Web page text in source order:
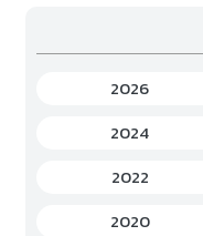
Game (เกม)
Gourmet (อาหาร)
Hentai (เฮ็นไต)
History (ประวัติศาสตร์)
2026
2024
2022
2020